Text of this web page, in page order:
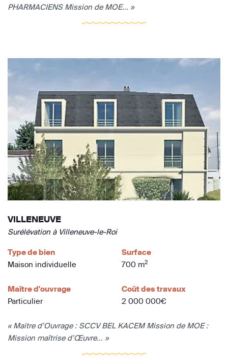
PHARMACIENS Mission de MOE... »
VILLENEUVE
Surélévation à Villeneuve-le-Roi
Type de bien
Maison individuelle
Surface
700 m2
Maître d'ouvrage
Particulier
Coût des travaux
2 000 000€
« Maitre d’Ouvrage : SCCV BEL KACEM Mission de MOE :
Mission maîtrise d’Œuvre... »